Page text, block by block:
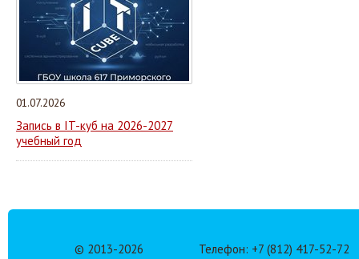
01.07.2026
Запись в IT-куб на 2026-2027
учебный год
© 2013-2026 Телефон: +7 (812) 417-52-72